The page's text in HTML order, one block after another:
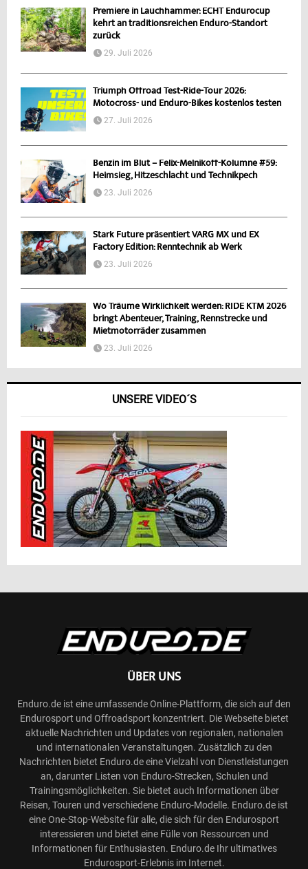
Premiere in Lauchhammer: ECHT Endurocup
kehrt an traditionsreichen Enduro-Standort
zurück
29. Juli 2026
Triumph Offroad Test-Ride-Tour 2026:
Motocross- und Enduro-Bikes kostenlos testen
27. Juli 2026
Benzin im Blut – Felix-Melnikoff-Kolumne #59:
Heimsieg, Hitzeschlacht und Technikpech
23. Juli 2026
Stark Future präsentiert VARG MX und EX
Factory Edition: Renntechnik ab Werk
23. Juli 2026
Wo Träume Wirklichkeit werden: RIDE KTM 2026
bringt Abenteuer, Training, Rennstrecke und
Mietmotorräder zusammen
23. Juli 2026
UNSERE VIDEO´S
ÜBER UNS
Enduro.de ist eine umfassende Online-Plattform, die sich auf den
Endurosport und Offroadsport konzentriert. Die Webseite bietet
aktuelle Nachrichten und Updates von regionalen, nationalen
und internationalen Veranstaltungen. Zusätzlich zu den
Nachrichten bietet Enduro.de eine Vielzahl von Dienstleistungen
an, darunter Listen von Enduro-Strecken, Schulen und
Trainingsmöglichkeiten. Sie bietet auch Informationen über
Reisen, Touren und verschiedene Enduro-Modelle. Enduro.de ist
eine One-Stop-Website für alle, die sich für den Endurosport
interessieren und bietet eine Fülle von Ressourcen und
Informationen für Enthusiasten. Enduro.de Ihr ultimatives
Endurosport-Erlebnis im Internet.